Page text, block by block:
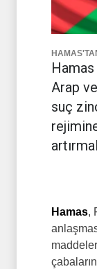
Arap
suç
Hamas,